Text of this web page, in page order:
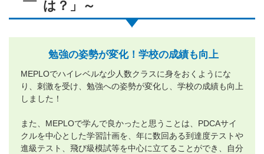
は？」～
勉強の姿勢が変化！学校の成績も向上
MEPLOでハイレベルな少人数クラスに身をおくようにな
り、刺激を受け、勉強への姿勢が変化し、学校の成績も向上
しました！
また、MEPLOで学んで良かったと思うことは、PDCAサイ
クルを中心とした学習計画を、年に数回ある到達度テストや
進級テスト、飛び級模試等を中心に立てることができ、自分